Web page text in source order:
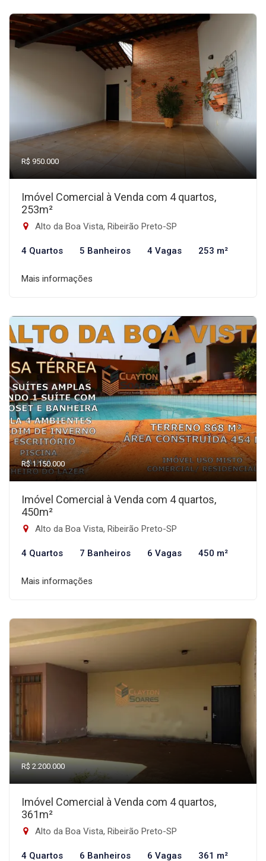
R$ 950.000
Imóvel Comercial à Venda com 4 quartos,
253m²
Alto da Boa Vista, Ribeirão Preto-SP
4 Quartos 5 Banheiros 4 Vagas 253 m²
Mais informações
R$ 1.150.000
Imóvel Comercial à Venda com 4 quartos,
450m²
Alto da Boa Vista, Ribeirão Preto-SP
4 Quartos 7 Banheiros 6 Vagas 450 m²
Mais informações
R$ 2.200.000
Imóvel Comercial à Venda com 4 quartos,
361m²
Alto da Boa Vista, Ribeirão Preto-SP
4 Quartos 6 Banheiros 6 Vagas 361 m²